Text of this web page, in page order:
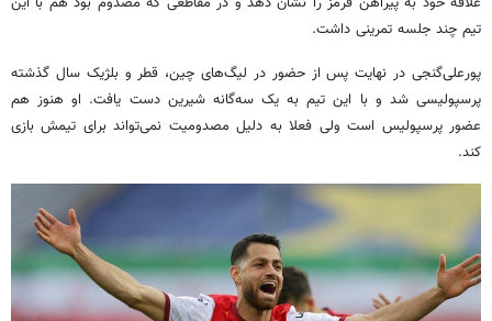
تیم چند جلسه تمرینی داشت.
پورعلی‌گنجی در نهایت پس از حضور در لیگ‌های چین، قطر و بلژیک سال گذشته
پرسپولیسی شد و با این تیم به یک سه‌گانه شیرین دست یافت. او هنوز هم
عضور پرسپولیس است ولی فعلا به دلیل مصدومیت نمی‌تواند برای تیمش بازی
کند.